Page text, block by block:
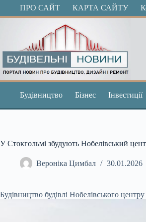
ПерейтиПРО САЙТ КАРТА САЙТУ
Будівництво Бізнес Інвестиції
У Стокгольмі збудують Нобелівський
Вероніка Цимбал 30.01.2026
Будівництво будівлі Нобелівського